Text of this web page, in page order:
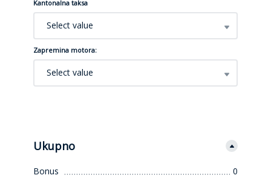
Kantonalna taksa
Select value
Zapremina motora:
Select value
Ukupno
Bonus
0